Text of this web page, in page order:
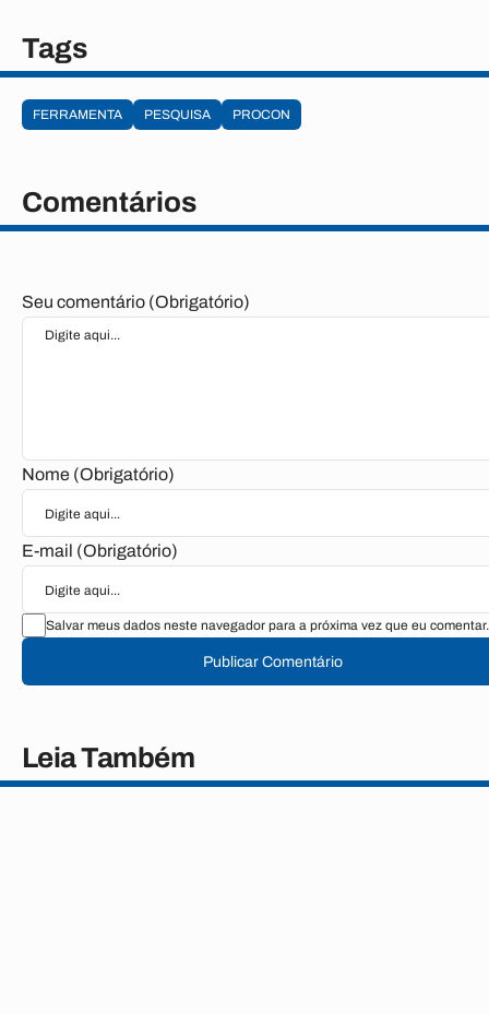
Tags
FERRAMENTA PESQUISA PROCON
Comentários
Seu comentário (Obrigatório)
Nome (Obrigatório)
E-mail (Obrigatório)
Salvar meus dados neste navegador para a próxima vez que eu comentar.
Publicar Comentário
Leia Também